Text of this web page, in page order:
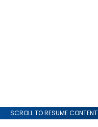
SCROLL TO RESUME CONTENT